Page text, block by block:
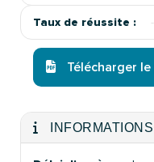
Taux de réussite :
Télécharger